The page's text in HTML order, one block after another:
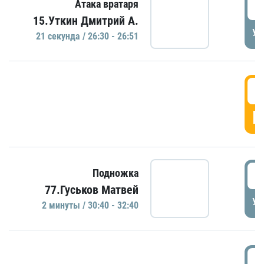
Атака вратаря
15.Уткин Дмитрий А.
21 секундa / 26:30 - 26:51
Подножка
77.Гуськов Матвей
2 минуты / 30:40 - 32:40